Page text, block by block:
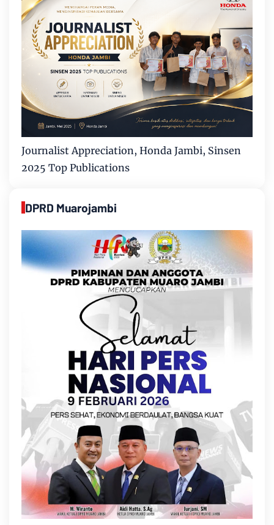
Journalist Appreciation, Honda Jambi, Sinsen
2025 Top Publications
DPRD Muarojambi